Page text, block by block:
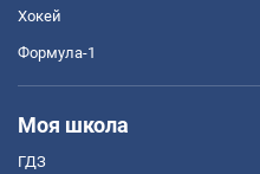
Хокей
Формула-1
Моя школа
ГДЗ